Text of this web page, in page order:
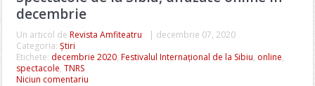
decembrie
Un articol de Revista Amfiteatru | decembrie 07, 2020
Categoria: Știri
Etichete: decembrie 2020, Festivalul Internațional de la Sibiu, online,
spectacole, TNRS
Niciun comentariu